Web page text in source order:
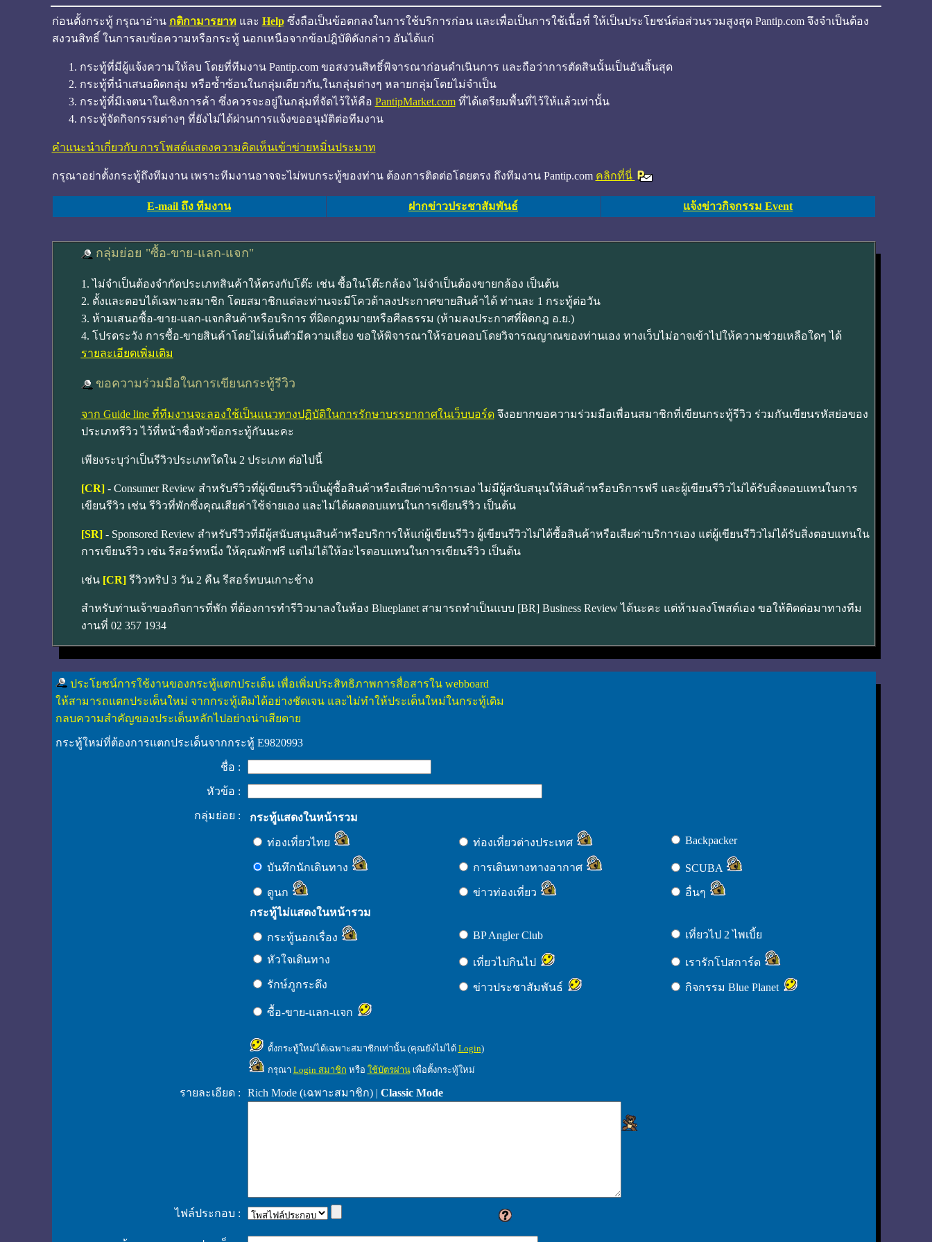
ก่อนตั้งกระทู้ กรุณาอ่าน กติกามารยาทและ Helpซึ่งถือเป็นข้อตกลงในการใช้บริการก่อน และเพื่อเป็นการใช้เนื้อที่ ให้เป็นประโยชน์ต่อส่วนรวมสูงสุด Pantip.com จึงจำเป็นต้อง
สงวนสิทธิ์ ในการลบข้อความหรือกระทู้ นอกเหนือจากข้อปฎิบัติดังกล่าว อันได้แก่
กระทู้ที่มีผู้แจ้งความให้ลบ โดยที่ทีมงาน Pantip.com ขอสงวนสิทธิ์พิจารณาก่อนดำเนินการ และถือว่าการตัดสินนั้นเป็นอันสิ้นสุด
กระทู้ที่นำเสนอผิดกลุ่ม หรือซ้ำซ้อนในกลุ่มเดียวกัน,ในกลุ่มต่างๆ หลายกลุ่มโดยไม่จำเป็น
กระทู้ที่มีเจตนาในเชิงการค้า ซึ่งควรจะอยู่ในกลุ่มที่จัดไว้ให้คือ PantipMarket.comที่ได้เตรียมพื้นที่ไว้ให้แล้วเท่านั้น
กระทู้จัดกิจกรรมต่างๆ ที่ยังไม่ได้ผ่านการแจ้งขออนุมัติต่อทีมงาน
คำแนะนำเกี่ยวกับ การโพสต์แสดงความคิดเห็นเข้าข่ายหมิ่นประมาท
กรุณาอย่าตั้งกระทู้ถึงทีมงาน เพราะทีมงานอาจจะไม่พบกระทู้ของท่าน ต้องการติดต่อโดยตรง ถึงทีมงาน Pantip.com คลิกที่นี่
E-mail ถึง ทีมงาน ฝากข่าวประชาสัมพันธ์ แจ้งข่าวกิจกรรม Event
กลุ่มย่อย "ซื้อ-ขาย-แลก-แจก"
1. ไม่จำเป็นต้องจำกัดประเภทสินค้าให้ตรงกับโต๊ะ เช่น ซื้อในโต๊ะกล้อง ไม่จำเป็นต้องขายกล้อง เป็นต้น
2. ตั้งและตอบได้เฉพาะสมาชิก โดยสมาชิกแต่ละท่านจะมีโควต้าลงประกาศขายสินค้าได้ ท่านละ 1 กระทู้ต่อวัน
3. ห้ามเสนอซื้อ-ขาย-แลก-แจกสินค้าหรือบริการ ที่ผิดกฎหมายหรือศีลธรรม (ห้ามลงประกาศที่ผิดกฎ อ.ย.)
4. โปรดระวัง การซื้อ-ขายสินค้าโดยไม่เห็นตัวมีความเสี่ยง ขอให้พิจารณาให้รอบคอบโดยวิจารณญาณของท่านเอง ทางเว็บไม่อาจเข้าไปให้ความช่วยเหลือใดๆ ได้
รายละเอียดเพิ่มเติม
ขอความร่วมมือในการเขียนกระทู้รีวิว
จาก Guide line ที่ทีมงานจะลองใช้เป็นแนวทางปฏิบัติในการรักษาบรรยากาศในเว็บบอร์ดจึงอยากขอความร่วมมือเพื่อนสมาชิกที่เขียนกระทู้รีวิว ร่วมกันเขียนรหัสย่อของ
ประเภทรีวิว ไว้ที่หน้าชื่อหัวข้อกระทู้กันนะคะ
เพียงระบุว่าเป็นรีวิวประเภทใดใน 2 ประเภท ต่อไปนี้
[CR]- Consumer Review สำหรับรีวิวที่ผู้เขียนรีวิวเป็นผู้ซื้อสินค้าหรือเสียค่าบริการเอง ไม่มีผู้สนับสนุนให้สินค้าหรือบริการฟรี และผู้เขียนรีวิวไม่ได้รับสิ่งตอบแทนในการ
เขียนรีวิว เช่น รีวิวที่พักซึ่งคุณเสียค่าใช้จ่ายเอง และไม่ได้ผลตอบแทนในการเขียนรีวิว เป็นต้น
[SR]- Sponsored Review สำหรับรีวิวที่มีผู้สนับสนุนสินค้าหรือบริการให้แก่ผู้เขียนรีวิว ผู้เขียนรีวิวไม่ได้ซื้อสินค้าหรือเสียค่าบริการเอง แต่ผู้เขียนรีวิวไม่ได้รับสิ่งตอบแทนใน
การเขียนรีวิว เช่น รีสอร์ทหนึ่ง ให้คุณพักฟรี แต่ไม่ได้ให้อะไรตอบแทนในการเขียนรีวิว เป็นต้น
เช่น [CR]รีวิวทริป 3 วัน 2 คืน รีสอร์ทบนเกาะช้าง
สำหรับท่านเจ้าของกิจการที่พัก ที่ต้องการทำรีวิวมาลงในห้อง Blueplanet สามารถทำเป็นแบบ [BR] Business Review ได้นะคะ แต่ห้ามลงโพสต์เอง ขอให้ติดต่อมาทางทีม
งานที่ 02 357 1934
ประโยชน์การใช้งานของกระทู้แตกประเด็น เพื่อเพิ่มประสิทธิภาพการสื่อสารใน webboard
ให้สามารถแตกประเด็นใหม่ จากกระทู้เดิมได้อย่างชัดเจน และไม่ทำให้ประเด็นใหม่ในกระทู้เดิม
กลบความสำคัญของประเด็นหลักไปอย่างน่าเสียดาย
กระทู้ใหม่ที่ต้องการแตกประเด็นจากกระทู้ E9820993
ชื่อ :
หัวข้อ :
กลุ่มย่อย : กระทู้แสดงในหน้ารวม
ท่องเที่ยวไทย ท่องเที่ยวต่างประเทศ Backpacker
บันทึกนักเดินทาง การเดินทางทางอากาศ SCUBA
ดูนก ข่าวท่องเที่ยว
อื่นๆ
กระทู้ไม่แสดงในหน้ารวม
กระทู้นอกเรื่อง BP Angler Club เที่ยวไป 2 ไพเบี้ย
หัวใจเดินทาง เที่ยวไปกินไป
เรารักโปสการ์ด
รักษ์ภูกระดึง
ข่าวประชาสัมพันธ์ กิจกรรม Blue Planet
ซื้อ-ขาย-แลก-แจก
ตั้งกระทู้ใหม่ได้เฉพาะสมาชิกเท่านั้น (คุณยังไม่ได้ Login)
กรุณา Login สมาชิก หรือ ใช้บัตรผ่านเพื่อตั้งกระทู้ใหม่
รายละเอียด : Rich Mode (เฉพาะสมาชิก)| Classic Mode
ไฟล์ประกอบ :